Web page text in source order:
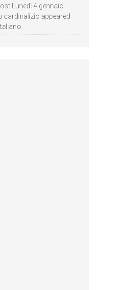
Lunedì 4 gennaio
cardinalizio appeared